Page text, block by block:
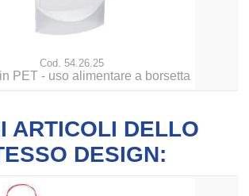
Cod. 54.26.25
PET - uso alimentare a borsetta
ARTICOLI DELLO
DESIGN: